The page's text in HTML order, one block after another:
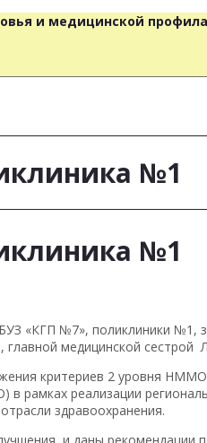
и медицинской
№1
№1
«КГП №7», поликлиники
медицинской сестрой
критериев 2 уровня
реализации
здравоохранения.